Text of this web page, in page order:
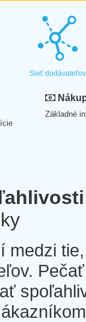
Sieť dodávateľov
Základné
medzi